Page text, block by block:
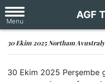
AGF
30 Ekim 2025 Northam
30 Ekim 2025 Perşembe